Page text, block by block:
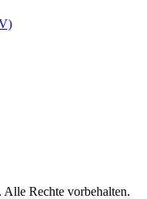
Rechte vorbehalten.